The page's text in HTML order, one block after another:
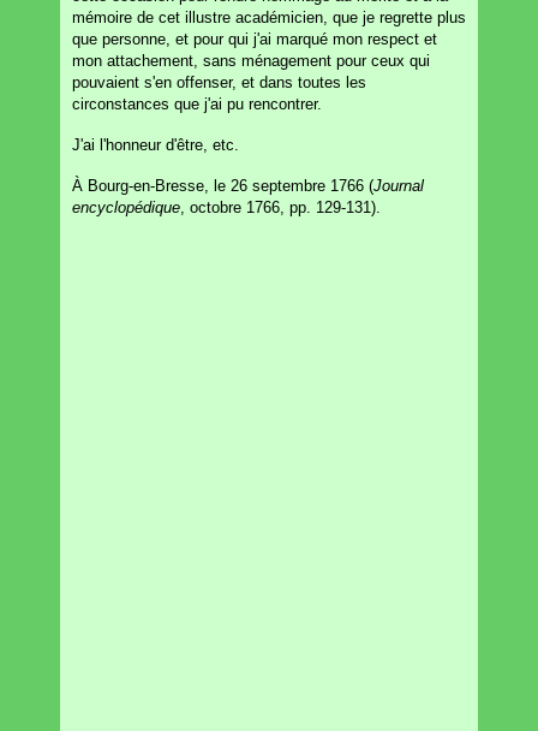
mémoire de cet illustre académicien, que je regrette plus
que personne, et pour qui j'ai marqué mon respect et
mon attachement, sans ménagement pour ceux qui
pouvaient s'en offenser, et dans toutes les
circonstances que j'ai pu rencontrer.
J'ai l'honneur d'être, etc.
À Bourg-en-Bresse, le 26 septembre 1766 (Journal
encyclopédique, octobre 1766, pp. 129-131).